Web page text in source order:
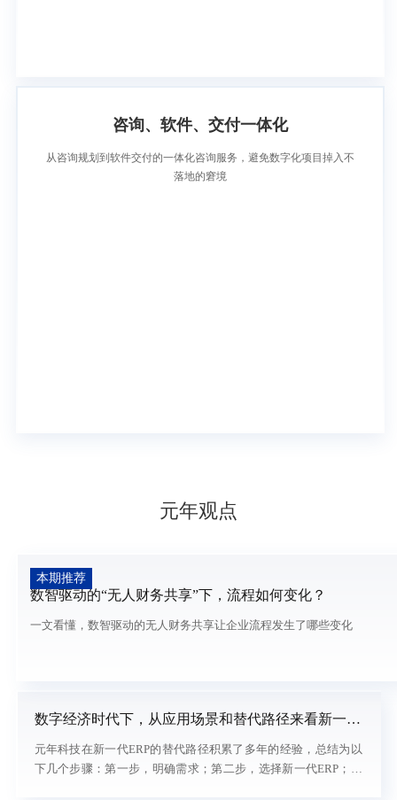
咨询、软件、交付一体化
从咨询规划到软件交付的一体化咨询服务，避免数字化项目掉入不
落地的窘境
元年观点
本期推荐
数智驱动的“无人财务共享”下，流程如何变化？
一文看懂，数智驱动的无人财务共享让企业流程发生了哪些变化
数字经济时代下，从应用场景和替代路径来看新一代
ERP
元年科技在新一代ERP的替代路径积累了多年的经验，总结为以
下几个步骤：第一步，明确需求；第二步，选择新一代ERP；第